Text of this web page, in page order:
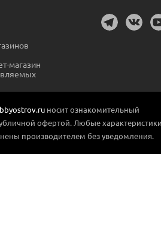
магазин
носит ознакомительный
офертой. Любые
производителем без уведомления.